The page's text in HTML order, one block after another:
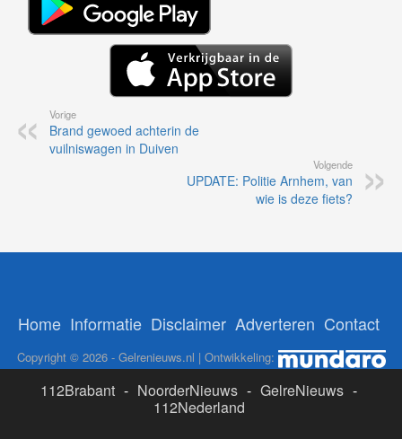
Vorige
Brand gewoed achterin de
vuilniswagen in Duiven
Volgende
UPDATE: Politie Arnhem, van
wie is deze fiets?
Home Informatie Disclaimer Adverteren Contact
Copyright © 2026 - Gelrenieuws.nl | Ontwikkeling:
112Brabant - NoorderNieuws - GelreNieuws -
112Nederland